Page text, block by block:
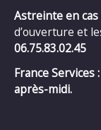
Astreinte en cas
d’ouverture et
06.75.83.02.45
France
après-midi.